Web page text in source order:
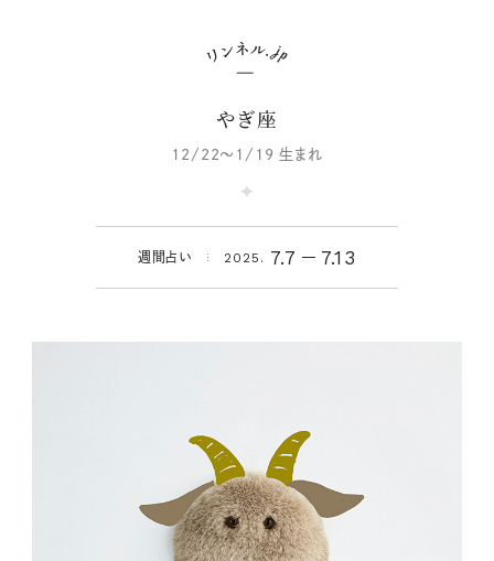
やぎ座
12/22～1/19 生まれ
週間占い 2025. 7.7 7.13